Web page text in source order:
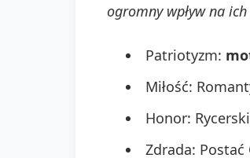
ogromny wpływ na
Patriotyzm:
Miłość:
Honor:
Zdrada: